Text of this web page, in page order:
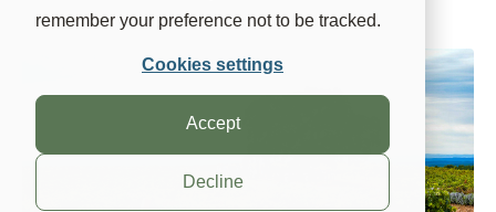
remember your preference not to be tracked.
Cookies settings
Accept
Decline